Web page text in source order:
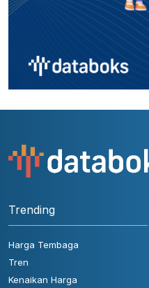
Trending
Harga Tembaga
Tren
Kenaikan Harga